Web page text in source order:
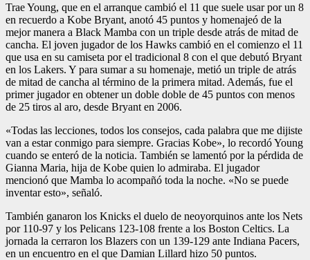
Trae Young, que en el arran­que cambió el 11 que suele usar por un 8
en recuerdo a Kobe Bryant, anotó 45 pun­tos y homenajeó de la
mejor manera a Black Mamba con un triple desde atrás de mi­tad de
cancha. El joven ju­gador de los Hawks cambió en el comienzo el 11
que usa en su camiseta por el tradi­cional 8 con el que debutó Bryant
en los Lakers. Y para sumar a su homenaje, metió un triple de atrás
de mitad de cancha al término de la primera mitad. Además, fue el
primer jugador en obtener un doble doble de 45 puntos con menos
de 25 tiros al aro, desde Bryant en 2006.
«Todas las lecciones, todos los consejos, cada palabra que me dijiste
van a estar conmigo para siempre. Gra­cias Kobe», lo recordó Young
cuando se enteró de la noti­cia. También se lamentó por la pérdida de
Gianna Maria, hija de Kobe quien lo admi­raba. El jugador
mencionó que Mamba lo acompañó toda la noche. «No se puede
inventar esto», señaló.
También ganaron los Knicks el duelo de neoyorquinos ante los Nets
por 110-97 y los Pelicans 123-108 frente a los Boston Celtics. La
jor­nada la cerraron los Blazers con un 139-129 ante Indiana Pacers,
en un encuentro en el que Damian Lillard hizo 50 puntos.